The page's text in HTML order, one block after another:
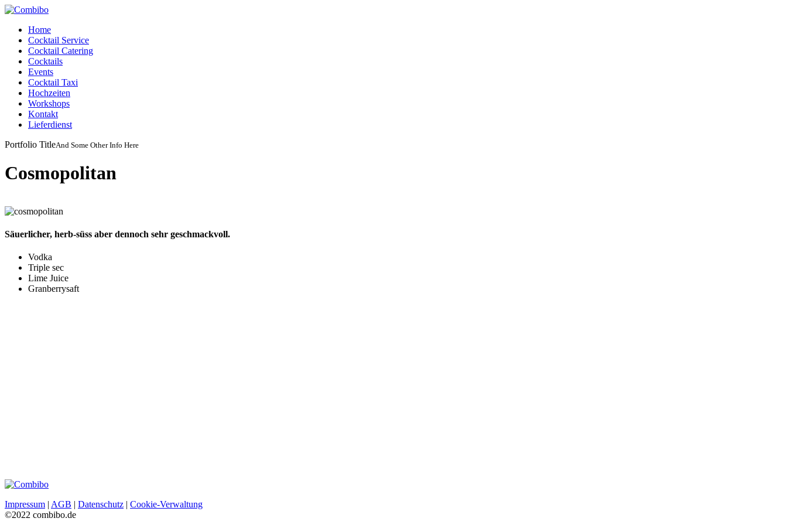
Home
Cocktail Service
Cocktail Catering
Cocktails
Events
Cocktail Taxi
Hochzeiten
Workshops
Kontakt
Lieferdienst
Portfolio TitleAnd Some OtherInfo Here
Cosmopolitan
Säuerlicher, herb-süss aber dennoch sehr geschmackvoll.
Vodka
Triple sec
Lime Juice
Granberrysaft
Impressum | AGB | Datenschutz | Cookie-Verwaltung
©2022 combibo.de